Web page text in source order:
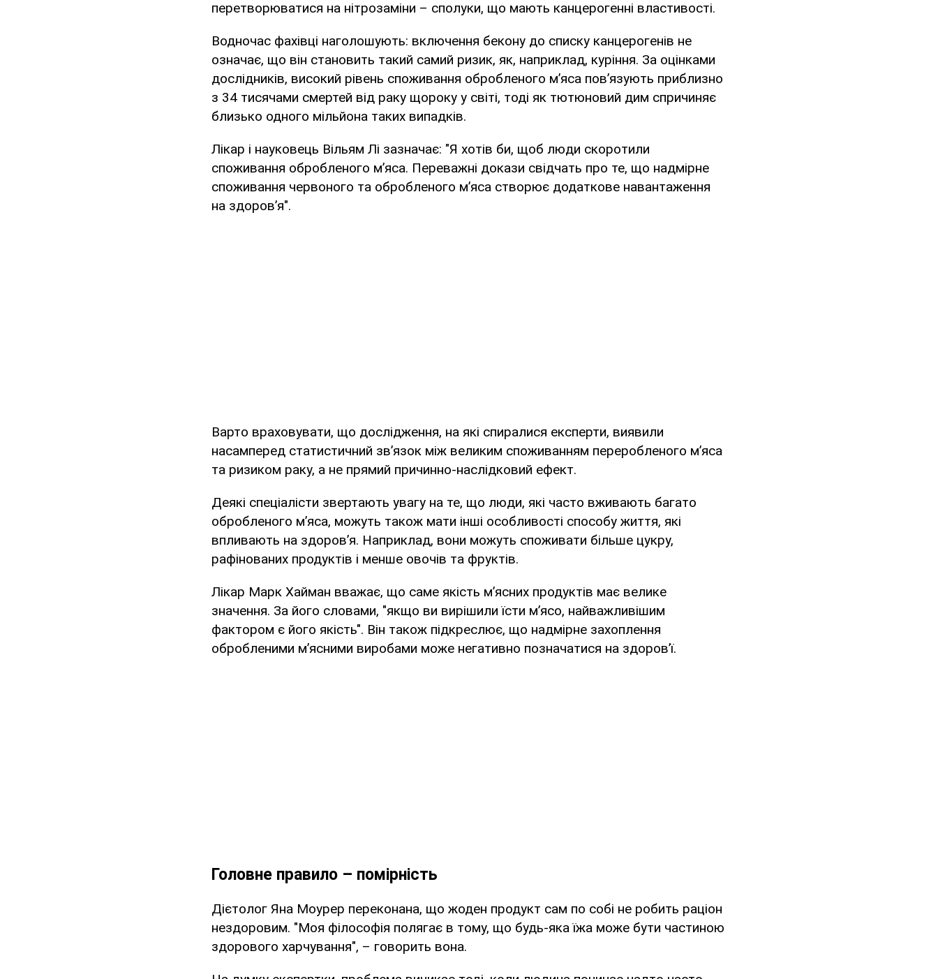
перетворюватися на нітрозаміни – сполуки, що мають канцерогенні властивості.
Водночас фахівці наголошують: включення бекону до списку канцерогенів не
означає, що він становить такий самий ризик, як, наприклад, куріння. За оцінками
дослідників, високий рівень споживання обробленого м’яса пов’язують приблизно
з 34 тисячами смертей від раку щороку у світі, тоді як тютюновий дим спричиняє
близько одного мільйона таких випадків.
Лікар і науковець Вільям Лі зазначає: "Я хотів би, щоб люди скоротили
споживання обробленого м’яса. Переважні докази свідчать про те, що надмірне
споживання червоного та обробленого м’яса створює додаткове навантаження
на здоров’я".
Варто враховувати, що дослідження, на які спиралися експерти, виявили
насамперед статистичний зв’язок між великим споживанням переробленого м’яса
та ризиком раку, а не прямий причинно-наслідковий ефект.
Деякі спеціалісти звертають увагу на те, що люди, які часто вживають багато
обробленого м’яса, можуть також мати інші особливості способу життя, які
впливають на здоров’я. Наприклад, вони можуть споживати більше цукру,
рафінованих продуктів і менше овочів та фруктів.
Лікар Марк Хайман вважає, що саме якість м’ясних продуктів має велике
значення. За його словами, "якщо ви вирішили їсти м’ясо, найважливішим
фактором є його якість". Він також підкреслює, що надмірне захоплення
обробленими м’ясними виробами може негативно позначатися на здоров’ї.
Головне правило – помірність
Дієтолог Яна Моурер переконана, що жоден продукт сам по собі не робить раціон
нездоровим. "Моя філософія полягає в тому, що будь-яка їжа може бути частиною
здорового харчування", – говорить вона.